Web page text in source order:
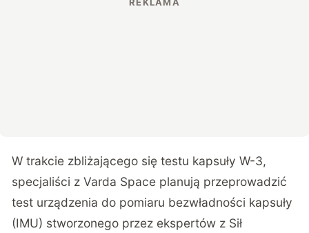
W trakcie zbliżającego się testu kapsuły W-3,
specjaliści z Varda Space planują przeprowadzić
test urządzenia do pomiaru bezwładności kapsuły
(IMU) stworzonego przez ekspertów z Sił